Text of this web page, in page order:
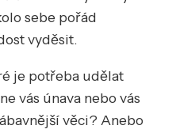
sebe pořád
vyděsit.
je potřeba udělat
vás únava nebo vás
věci? Anebo